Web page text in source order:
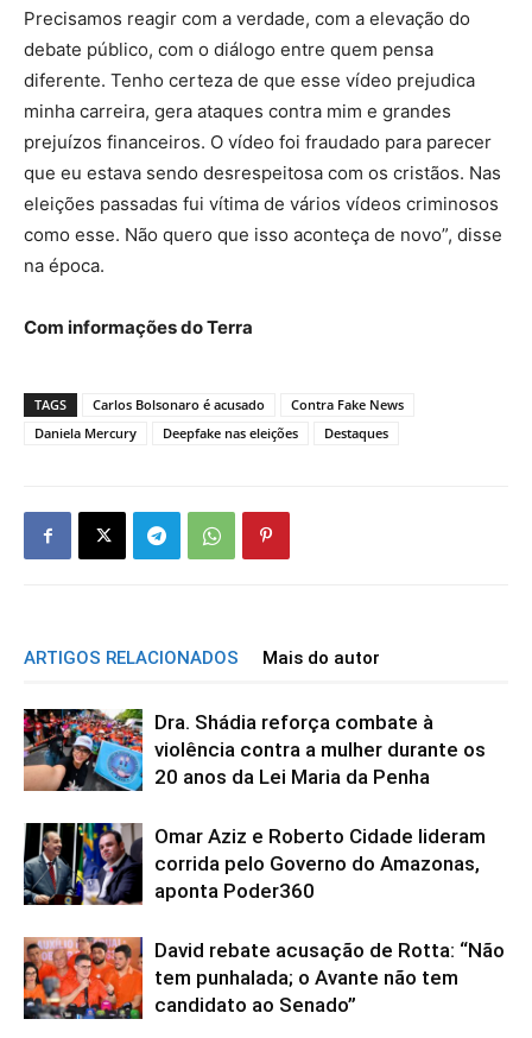
Precisamos reagir com a verdade, com a elevação do
debate público, com o diálogo entre quem pensa
diferente. Tenho certeza de que esse vídeo prejudica
minha carreira, gera ataques contra mim e grandes
prejuízos financeiros. O vídeo foi fraudado para parecer
que eu estava sendo desrespeitosa com os cristãos. Nas
eleições passadas fui vítima de vários vídeos criminosos
como esse. Não quero que isso aconteça de novo”, disse
na época.
Com informações do Terra
TAGS Carlos Bolsonaro é acusado
Contra Fake News
Daniela Mercury
Deepfake nas eleições Destaques
ARTIGOS RELACIONADOS Mais do autor
Dra. Shádia reforça combate à
violência contra a mulher durante os
20 anos da Lei Maria da Penha
Omar Aziz e Roberto Cidade lideram
corrida pelo Governo do Amazonas,
aponta Poder360
David rebate acusação de Rotta: “Não
tem punhalada; o Avante não tem
candidato ao Senado”